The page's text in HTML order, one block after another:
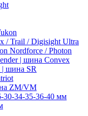
/ Trail / Digisight Ultra
Nordforce / Photon
| шина Convex
| шина SR
ZM/VM
30-34-35-36-40 мм